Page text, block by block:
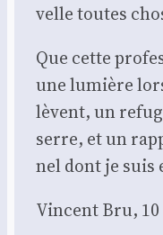
velle toutes
Que cette
une lumière
lèvent, un
serre, et un
nel dont je suis
Vincent Bru, 10